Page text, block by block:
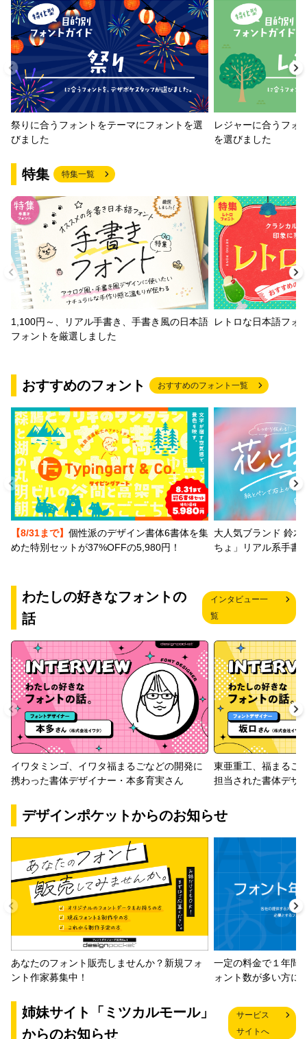
祭りに合うフォントをテーマにフォントを選
びました
レジャーに合うフォ
を選びました
特集 特集一覧
1,100円～、リアル手書き、手書き風の日本語
フォントを厳選しました
レトロな日本語フォ
おすすめのフォント おすすめのフォント一覧
【8/31まで】 個性派のデザイン書体6書体を集
めた特別セットが37%OFFの5,980円！
大人気ブランド 鈴木
ちょ」リアル系手書
わたしの好きなフォントの
話
インタビュー一
覧
イワタミンゴ、イワタ福まるごなどの開発に
携わった書体デザイナー・本多育実さん
東亜重工、福まるご
担当された書体デザ
デザインポケットからのお知らせ
あなたのフォント販売しませんか？新規フォ
ント作家募集中！
一定の料金で１年間
ォント数が多い方に
姉妹サイト「ミツカルモール」
からのお知らせ
サービス
サイトへ